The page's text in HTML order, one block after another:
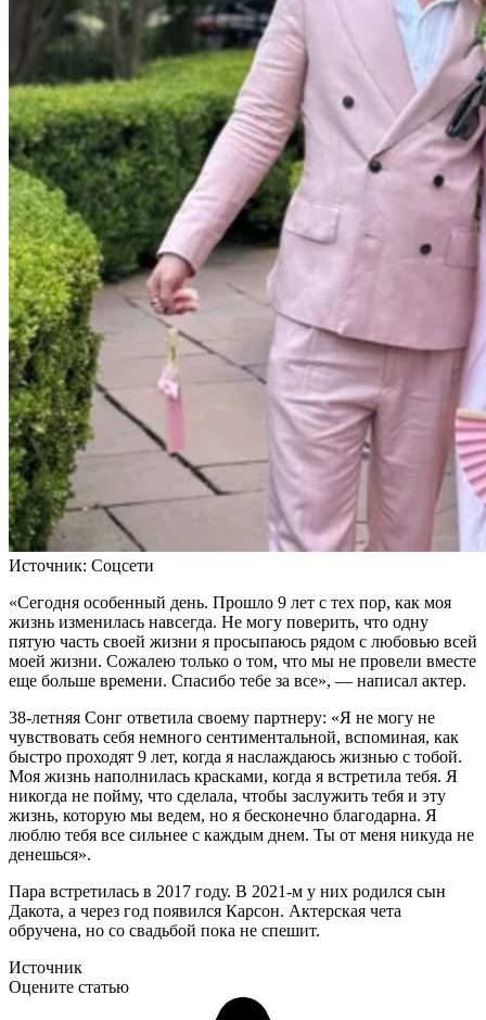
Источник: Соцсети
«Сегодня особенный день. Прошло 9 лет с тех пор, как моя
жизнь изменилась навсегда. Не могу поверить, что одну
пятую часть своей жизни я просыпаюсь рядом с любовью всей
моей жизни. Сожалею только о том, что мы не провели вместе
еще больше времени. Спасибо тебе за все», — написал актер.
38-летняя Сонг ответила своему партнеру: «Я не могу не
чувствовать себя немного сентиментальной, вспоминая, как
быстро проходят 9 лет, когда я наслаждаюсь жизнью с тобой.
Моя жизнь наполнилась красками, когда я встретила тебя. Я
никогда не пойму, что сделала, чтобы заслужить тебя и эту
жизнь, которую мы ведем, но я бесконечно благодарна. Я
люблю тебя все сильнее с каждым днем. Ты от меня никуда не
денешься».
Пара встретилась в 2017 году. В 2021-м у них родился сын
Дакота, а через год появился Карсон. Актерская чета
обручена, но со свадьбой пока не спешит.
Источник
Оцените статью